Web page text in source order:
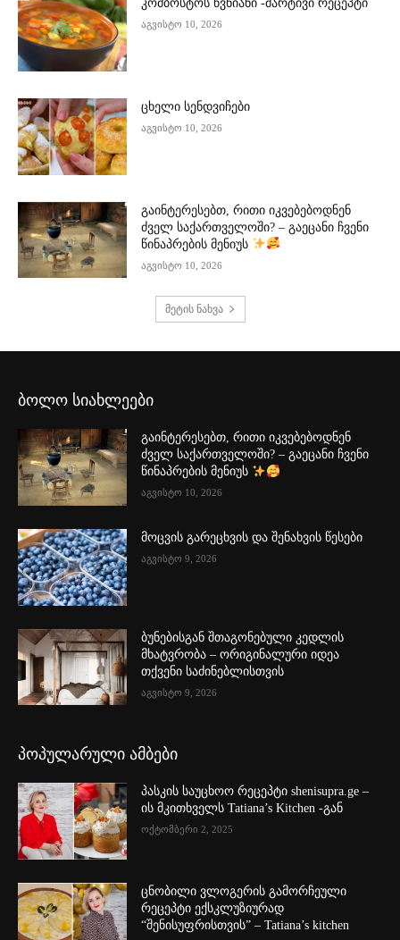
კომბოსტოს წვნიანი -მარტივი რეცეპტი
აგვისტო 10, 2026
ცხელი სენდვიჩები
აგვისტო 10, 2026
გაინტერესებთ, რითი იკვებებოდნენ
ძველ საქართველოში? – გაეცანი ჩვენი
წინაპრების მენიუს
აგვისტო 10, 2026
მეტის ნახვა
ბოლო სიახლეები
გაინტერესებთ, რითი იკვებებოდნენ
ძველ საქართველოში? – გაეცანი ჩვენი
წინაპრების მენიუს
აგვისტო 10, 2026
მოცვის გარეცხვის და შენახვის წესები
აგვისტო 9, 2026
ბუნებისგან შთაგონებული კედლის
მხატვრობა – ორიგინალური იდეა
თქვენი საძინებლისთვის
აგვისტო 9, 2026
პოპულარული ამბები
პასკის საუცხოო რეცეპტი shenisupra.ge –
ის მკითხველს Tatiana’s Kitchen -გან
ოქტომბერი 2, 2025
ცნობილი ვლოგერის გამორჩეული
რეცეპტი ექსკლუზიურად
“შენისუფრისთვის” – Tatiana’s kitchen